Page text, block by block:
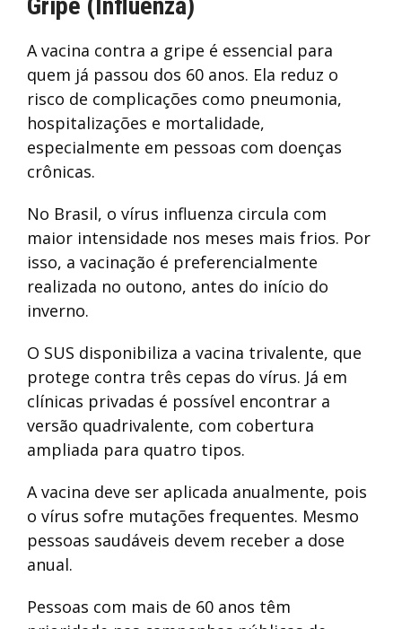
Gripe (Influenza)
A vacina contra a gripe é essencial para
quem já passou dos 60 anos. Ela reduz o
risco de complicações como pneumonia,
hospitalizações e mortalidade,
especialmente em pessoas com doenças
crônicas.
No Brasil, o vírus influenza circula com
maior intensidade nos meses mais frios. Por
isso, a vacinação é preferencialmente
realizada no outono, antes do início do
inverno.
O SUS disponibiliza a vacina trivalente, que
protege contra três cepas do vírus. Já em
clínicas privadas é possível encontrar a
versão quadrivalente, com cobertura
ampliada para quatro tipos.
A vacina deve ser aplicada anualmente, pois
o vírus sofre mutações frequentes. Mesmo
pessoas saudáveis devem receber a dose
anual.
Pessoas com mais de 60 anos têm